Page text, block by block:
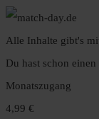
Alle Inhalte gibt's
Du hast schon einen
Monatszugang
4,99 €